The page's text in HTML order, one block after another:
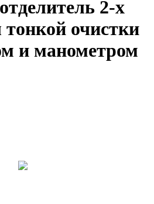
2-х
тонкой очистки
и манометром